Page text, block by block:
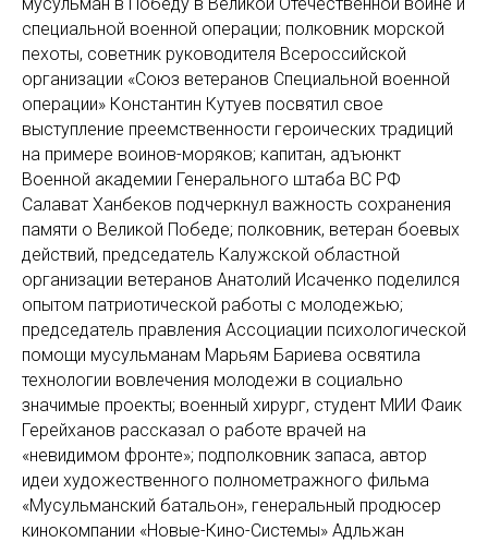
специальной военной операции; полковник морской
пехоты, советник руководителя Всероссийской
организации «Союз ветеранов Специальной военной
операции» Константин Кутуев посвятил свое
выступление преемственности героических традиций
на примере воинов-моряков; капитан, адъюнкт
Военной академии Генерального штаба ВС РФ
Салават Ханбеков подчеркнул важность сохранения
памяти о Великой Победе; полковник, ветеран боевых
действий, председатель Калужской областной
организации ветеранов Анатолий Исаченко поделился
опытом патриотической работы с молодежью;
председатель правления Ассоциации психологической
помощи мусульманам Марьям Бариева освятила
технологии вовлечения молодежи в социально
значимые проекты; военный хирург, студент МИИ Фаик
Герейханов рассказал о работе врачей на
«невидимом фронте»; подполковник запаса, автор
идеи художественного полнометражного фильма
«Мусульманский батальон», генеральный продюсер
кинокомпании «Новые-Кино-Системы» Адльжан